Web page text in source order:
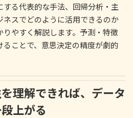
する代表的な手法、回帰分析・主
ネスでどのように活用できるのか
やすく解説します。予測・特徴
ことで、意思決定の精度が劇的
理解できれば、データ
上がる